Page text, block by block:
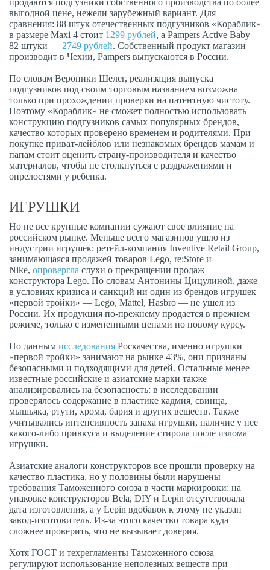
выгодной цене, нежели зарубежный вариант. Для
сравнения: 88 штук отечественных подгузников «Кораблик»
в размере Maxi 4 стоит 1299 рублей, а Pampers Active Baby
82 штуки — 2749 рублей. Собственный продукт магазин
производит в Чехии, Pampers выпускаются в России.
По словам Вероники Шелег, реализация выпуска
подгузников под своим торговым названием возможна
только при прохождении проверки на патентную чистоту.
Поэтому «Кораблик» не сможет полностью использовать
конструкцию подгузников самых популярных брендов,
качество которых проверено временем и родителями. При
покупке приват-лейблов или незнакомых брендов мамам и
папам стоит оценить страну-производителя и качество
материалов, чтобы не столкнуться с раздражениями и
опрелостями у ребенка.
ИГРУШКИ
Но не все крупные компании сужают свое влияние на
российском рынке. Меньше всего магазинов ушло из
индустрии игрушек: ретейл-компания Inventive Retail Group,
занимающаяся продажей товаров Lego, re:Store и
Nike, опровергла слухи о прекращении продаж
конструктора Lego. По словам Антонины Цицулиной, даже
в условиях кризиса и санкций ни один из брендов игрушек
«первой тройки» — Lego, Mattel, Hasbro — не ушел из
России. Их продукция по-прежнему продается в прежнем
режиме, только с измененными ценами по новому курсу.
По данным исследования Роскачества, именно игрушки
«первой тройки» занимают на рынке 43%, они признаны
безопасными и подходящими для детей. Остальные менее
известные российские и азиатские марки также
анализировались на безопасность: в исследовании
проверялось содержание в пластике кадмия, свинца,
мышьяка, ртути, хрома, бария и других веществ. Также
учитывались интенсивность запаха игрушки, наличие у нее
какого-либо привкуса и выделение стирола после излома
игрушки.
Азиатские аналоги конструкторов все прошли проверку на
качество пластика, но у половины были нарушены
требования Таможенного союза в части маркировки: на
упаковке конструкторов Bela, DIY и Lepin отсутствовала
дата изготовления, а у Lepin вдобавок к этому не указан
завод-изготовитель. Из-за этого качество товара куда
сложнее проверить, что не вызывает доверия.
Хотя ГОСТ и техрегламенты Таможенного союза
регулируют использование неполезных веществ при